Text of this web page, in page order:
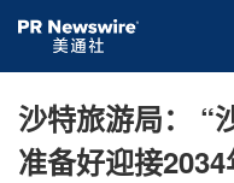
沙特旅游局： “
准备好迎接